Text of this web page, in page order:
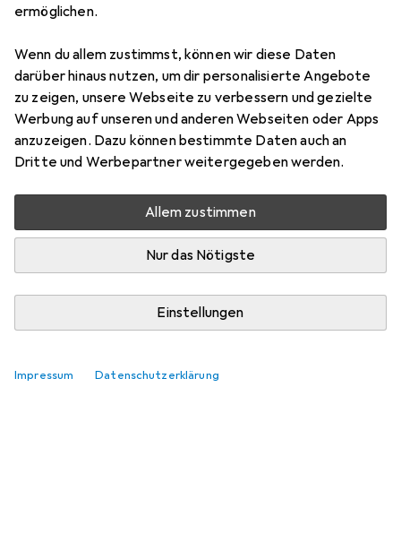
ermöglichen.
Wenn du allem zustimmst, können wir diese Daten
darüber hinaus nutzen, um dir personalisierte Angebote
zu zeigen, unsere Webseite zu verbessern und gezielte
Werbung auf unseren und anderen Webseiten oder Apps
anzuzeigen. Dazu können bestimmte Daten auch an
Dritte und Werbepartner weitergegeben werden.
Allem zustimmen
Nur das Nötigste
Einstellungen
Impressum Datenschutzerklärung